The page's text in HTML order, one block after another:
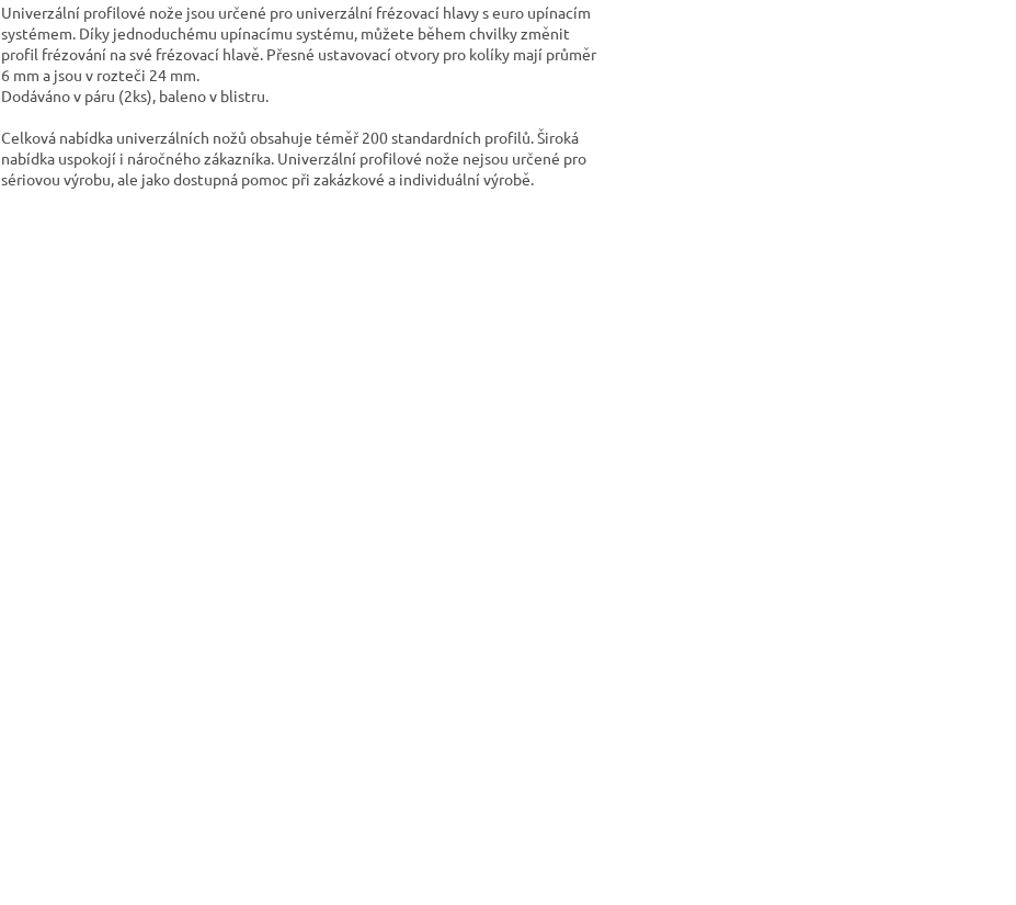
Univerzální profilové nože jsou určené pro univerzální frézovací hlavy s euro upínacím
systémem. Díky jednoduchému upínacímu systému, můžete během chvilky změnit
profil frézování na své frézovací hlavě. Přesné ustavovací otvory pro kolíky mají průměr
6 mm a jsou v rozteči 24 mm.
Dodáváno v páru (2ks), baleno v blistru.
Celková nabídka univerzálních nožů obsahuje téměř 200 standardních profilů. Široká
nabídka uspokojí i náročného zákazníka. Univerzální profilové nože nejsou určené pro
sériovou výrobu, ale jako dostupná pomoc při zakázkové a individuální výrobě.